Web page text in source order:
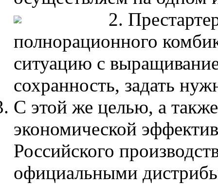
полнорационного
ситуацию с
сохранность, задать
С этой же целью, а
экономической
Российского
официальными